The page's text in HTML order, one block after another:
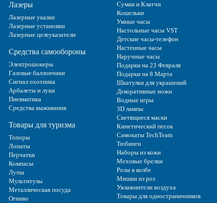
Лазеры
Лазерные указки
Лазерные установки
Лазерные целеуказатели
Средства самообороны
Электрошокеры
Газовые баллончики
Сигнал охотника
Арбалеты и луки
Пневматика
Средства выживания
Товары для туризма
Топоры
Лопаты
Перчатки
Компасы
Лупы
Мультитулы
Металлическая посуда
Огниво
Сумки и Клатчи
Кошельки
Умные часы
Настольные часы VST
Детские часы-телефон
Настенные часы
Наручные часы
Подарки на 23 Февраля
Подарки на 8 Марта
Шкатулки для украшений
Декоративные ножи
Водные игры
3D лампы
Светящиеся маски
Кинетический песок
Самокаты TechTeam
Тюбинги
Наборы из кожи
Меховые брелки
Розы в колбе
Мишки из роз
Увлажнители воздуха
Товары для одностраничников